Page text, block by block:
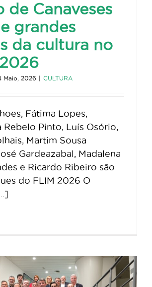
de Canaveses
grandes
da cultura no
Maio, 2026 CULTURA
Fátima Lopes,
Rebelo Pinto, Luís Osório,
Martim Sousa
Gardeazabal, Madalena
e Ricardo Ribeiro são
do FLIM 2026 O